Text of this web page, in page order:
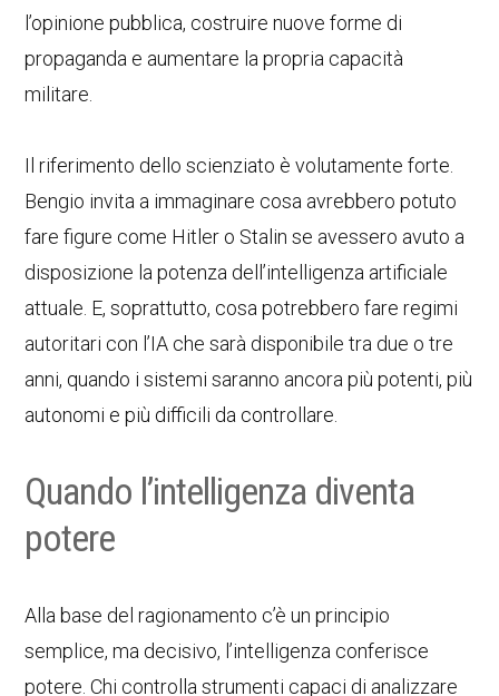
l’opinione pubblica, costruire nuove forme di
propaganda e aumentare la propria capacità
militare.
Il riferimento dello scienziato è volutamente forte.
Bengio invita a immaginare cosa avrebbero potuto
fare figure come Hitler o Stalin se avessero avuto a
disposizione la potenza dell’intelligenza artificiale
attuale. E, soprattutto, cosa potrebbero fare regimi
autoritari con l’IA che sarà disponibile tra due o tre
anni, quando i sistemi saranno ancora più potenti, più
autonomi e più difficili da controllare.
Quando l’intelligenza diventa
potere
Alla base del ragionamento c’è un principio
semplice, ma decisivo, l’intelligenza conferisce
potere. Chi controlla strumenti capaci di analizzare